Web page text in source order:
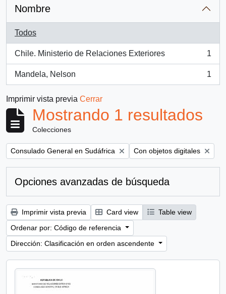
Nombre
Todos
Chile. Ministerio de Relaciones Exteriores
, 1 resultados
1
Mandela, Nelson
, 1 resultados
1
Imprimir vista previa Cerrar
Mostrando 1 resultados
Colecciones
Remove filter:
Consulado General en Sudáfrica Remove filter:
Con objetos digitales
Opciones avanzadas de búsqueda
Imprimir vista previa Card view
Table view
Ordenar por: Código de referencia
Dirección: Clasificación en orden ascendente